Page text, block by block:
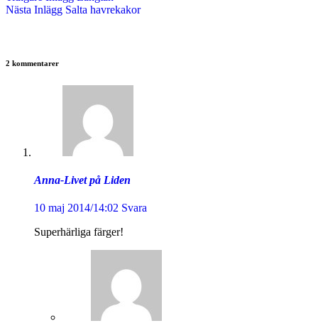
Nästa Inlägg Salta havrekakor
2 kommentarer
Anna-Livet på Liden
10 maj 2014/14:02 Svara
Superhärliga färger!